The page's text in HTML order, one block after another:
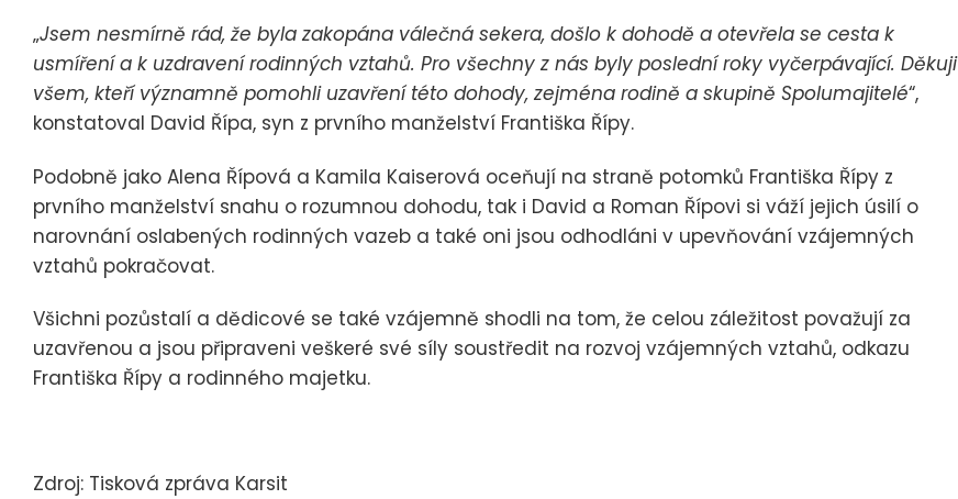
„Jsem nesmírně rád, že byla zakopána válečná sekera, došlo k dohodě a otevřela se cesta k
usmíření a k uzdravení rodinných vztahů. Pro všechny z nás byly poslední roky vyčerpávající. Děkuji
všem, kteří významně pomohli uzavření této dohody, zejména rodině a skupině Spolumajitelé“,
konstatoval David Řípa, syn z prvního manželství Františka Řípy.
Podobně jako Alena Řípová a Kamila Kaiserová oceňují na straně potomků Františka Řípy z
prvního manželství snahu o rozumnou dohodu, tak i David a Roman Řípovi si váží jejich úsilí o
narovnání oslabených rodinných vazeb a také oni jsou odhodláni v upevňování vzájemných
vztahů pokračovat.
Všichni pozůstalí a dědicové se také vzájemně shodli na tom, že celou záležitost považují za
uzavřenou a jsou připraveni veškeré své síly soustředit na rozvoj vzájemných vztahů, odkazu
Františka Řípy a rodinného majetku.
Zdroj: Tisková zpráva Karsit